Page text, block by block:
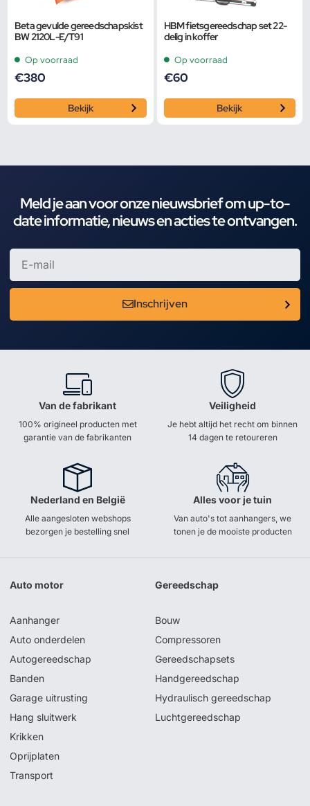
Beta gevulde gereedschapskist
BW 2120L-E/T91
Op voorraad
€380
Bekijk
HBM fietsgereedschap set 22-
delig in koffer
Op voorraad
€60
Bekijk
Meld je aan voor onze nieuwsbrief om up-to-
date informatie, nieuws en acties te ontvangen.
Inschrijven
Van de fabrikant
100% origineel producten met
garantie van de fabrikanten
Veiligheid
Je hebt altijd het recht om binnen
14 dagen te retoureren
Nederland en België
Alle aangesloten webshops
bezorgen je bestelling snel
Alles voor je tuin
Van auto's tot aanhangers, we
tonen je de mooiste producten
Auto motor
Aanhanger
Auto onderdelen
Autogereedschap
Banden
Garage uitrusting
Hang sluitwerk
Krikken
Oprijplaten
Transport
Gereedschap
Bouw
Compressoren
Gereedschapsets
Handgereedschap
Hydraulisch gereedschap
Luchtgereedschap